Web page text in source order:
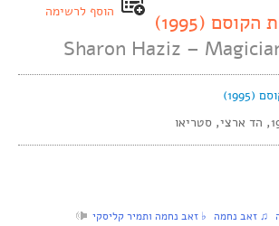
הוסף לרשימה
(1995)
Sharon Haziz –
♫ זאב נחמה‏ ♭ זאב נחמה ותמיר קליסקי